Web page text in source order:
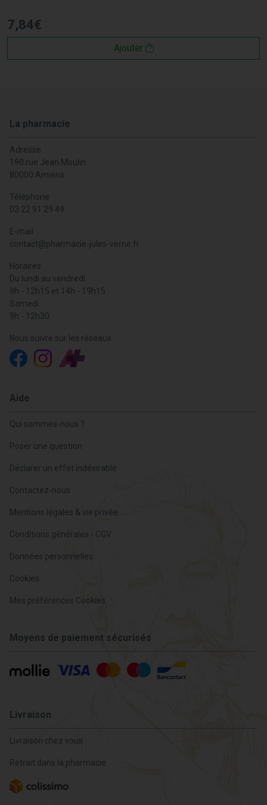
7,84€
Ajouter
La pharmacie
Adresse
190 rue Jean Moulin
80000 Amiens
Téléphone
03 22 91 29 49
E-mail
contact@pharmacie-jules-verne.fr
Horaires
Du lundi au vendredi
9h - 12h15 et 14h - 19h15
Samedi
9h - 12h30
Nous suivre sur les réseaux
Aide
Qui sommes-nous ?
Poser une question
Déclarer un effet indésirable
Contactez-nous
Mentions légales & vie privée
Conditions générales - CGV
Données personnelles
Cookies
Mes préférences Cookies
Moyens de paiement sécurisés
Livraison
Livraison chez vous
Retrait dans la pharmacie